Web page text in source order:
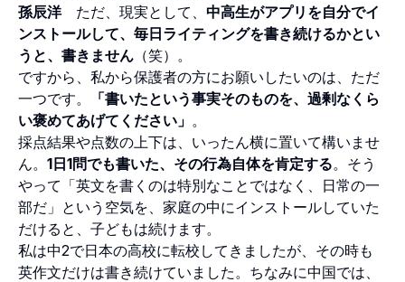
孫辰洋ただ、現実として、 中高生がアプリを自分でイ
ンストールして、毎日ライティングを書き続けるかとい
うと、書きません （笑）。
ですから、私から保護者の方にお願いしたいのは、ただ
一つです。
「書いたという事実そのものを、過剰なくら
い褒めてあげてください」 。
採点結果や点数の上下は、いったん横に置いて構いませ
ん。 1日1問でも書いた、その行為自体を肯定する。そう
やって「英文を書くのは特別なことではなく、日常の一
部だ」という空気を、家庭の中にインストールしていた
だけると、子どもは続けます。
私は中2で日本の高校に転校してきましたが、その時も
英作文だけは書き続けていました。ちなみに中国では、